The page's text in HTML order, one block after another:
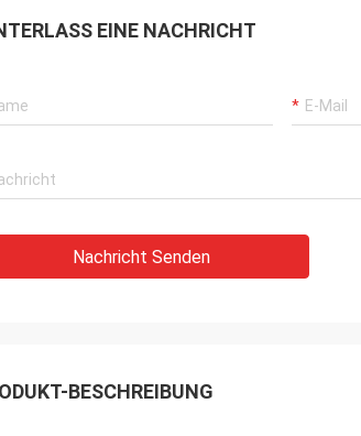
EINE NACHRICHT
Nachricht Senden
BESCHREIBUNG